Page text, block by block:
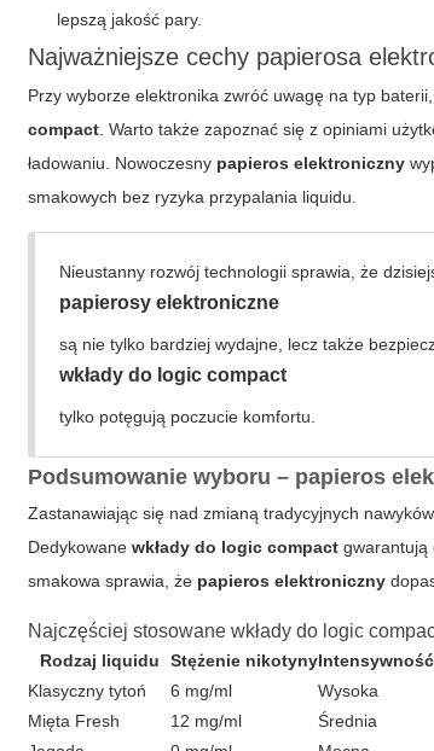
lepszą jakość pary.
Najważniejsze cechy papierosa
Przy wyborze elektronika zwróć uwagę na typ
compact . Warto także zapoznać się z opiniami
ładowaniu. Nowoczesny papieros elektroniczny
smakowych bez ryzyka przypalania liquidu.
Nieustanny rozwój technologii sprawia, że
papierosy elektroniczne
są nie tylko bardziej wydajne, lecz także
wkłady do logic compact
tylko potęgują poczucie komfortu.
Podsumowanie wyboru – papieros
Zastanawiając się nad zmianą tradycyjnych
Dedykowanewkłady do logic compact gwarantują
smakowa sprawia, że papieros elektroniczny
Najczęściej stosowane wkłady do logic
Rodzaj liquidu Stężenie nikotyny
Klasyczny tytoń
6 mg/ml
Wysoka
Mięta Fresh
12 mg/ml
Średnia